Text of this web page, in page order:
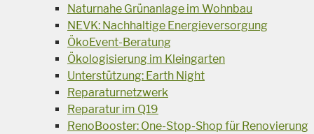
Naturnahe Grünanlage im Wohnbau
NEVK: Nachhaltige Energieversorgung
ÖkoEvent-Beratung
Ökologisierung im Kleingarten
Unterstützung: Earth Night
Reparaturnetzwerk
Reparatur im Q19
RenoBooster: One-Stop-Shop für Renovierung